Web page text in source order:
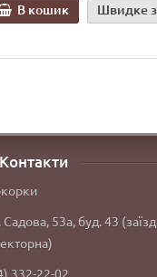
В кошик Швидке
Контакти
Садова, 53а, буд. 43
332-22-02